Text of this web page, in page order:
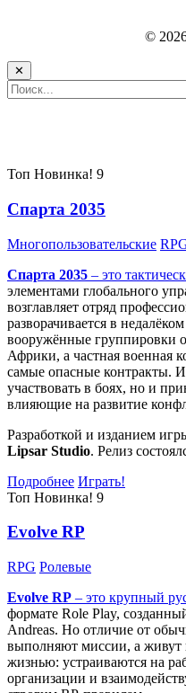
©
✕
Топ Новинка! 9
Спарта 2035
Многопользовательские
Спарта 2035 – это
элементами глобального
возглавляет отряд
разворачивается в
вооружённые группировки
Африки, а частная военная
самые опасные контракты.
участвовать в боях, но и
влияющие на развитие
Разработкой и изданием
Lipsar Studio. Релиз
Подробнее Играть!
Топ Новинка! 9
Evolve RP
RPG Ролевые
Evolve RP – это крупный
формате Role Play,
Andreas. Но отличие от
выполняют миссии, а живут
жизнью: устраиваются на
организации и